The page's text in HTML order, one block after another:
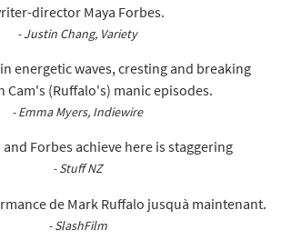
director Maya Forbes.
- Justin Chang, Variety
energetic waves, cresting and breaking
Cam's (Ruffalo's) manic episodes.
- Emma Myers, Indiewire
Forbes achieve here is staggering
- Stuff NZ
de Mark Ruffalo jusquà maintenant.
- SlashFilm